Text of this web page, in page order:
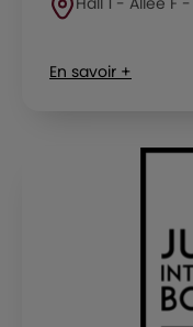
En savoir +